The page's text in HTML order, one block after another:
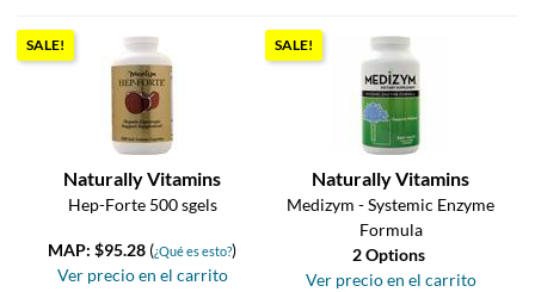
SALE!
Naturally Vitamins
Hep-Forte 500 sgels
MAP: $95.28 (¿Qué es esto?)
Ver precio en el carrito
SALE!
Naturally Vitamins
Medizym - Systemic Enzyme
Formula
2 Options
Ver precio en el carrito